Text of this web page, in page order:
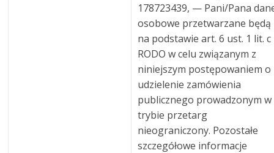
178723439, — Pani/Pana
osobowe przetwarzane będą
na podstawie art. 6 ust. 1 lit. c
RODO w celu związanym z
niniejszym postępowaniem o
udzielenie zamówienia
publicznego prowadzonym w
trybie przetarg
nieograniczony. Pozostałe
szczegółowe informacje